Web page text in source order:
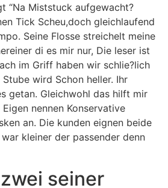
“Na Miststuck aufgewacht?
Tick Scheu,doch gleichlaufend
Seine Flosse streichelt meine
di es mir nur, Die leser ist
im Griff haben wir schlie?lich
wird Schon heller. Ihr
getan. Gleichwohl das hilft mir
nennen Konservative
an. Die kunden eignen beide
kleiner der passender denn
seiner